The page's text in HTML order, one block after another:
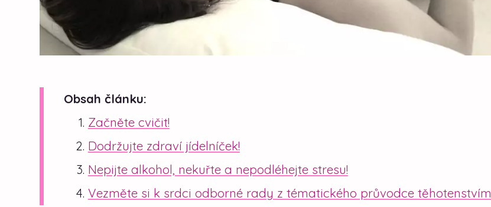
Obsah článku:
Začněte cvičit!
Dodržujte zdraví jídelníček!
Nepijte alkohol, nekuřte a nepodléhejte stresu!
Vezměte si k srdci odborné rady z tématického průvodce těhotenstvím